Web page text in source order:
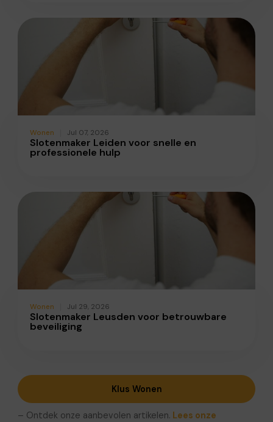
Wonen Jul 07, 2026
Slotenmaker Leiden voor snelle en
professionele hulp
Wonen Jul 29, 2026
Slotenmaker Leusden voor betrouwbare
beveiliging
Klus Wonen
– Ontdek onze aanbevolen artikelen. Lees onze